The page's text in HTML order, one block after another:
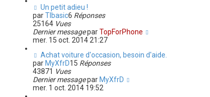
Un petit adieu !
parTIbasic6 Réponses
25164 Vues
Dernier messageparTopForPhone
mer. 15 oct. 2014 21:27
Achat voiture d'occasion, besoin d'aide.
par MyXfrD15 Réponses
43871 Vues
Dernier messagepar MyXfrD
mer. 1 oct. 2014 19:52